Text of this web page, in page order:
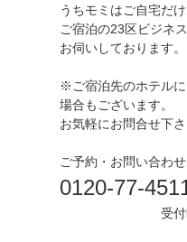
うちモミはご自宅だけ
ご宿泊の23区ビジネ
お伺いしております。
※ご宿泊先のホテル
場合もございます。
お気軽にお問合せ下さ
ご予約・お問い合わ
0120-77-
受付時間 19